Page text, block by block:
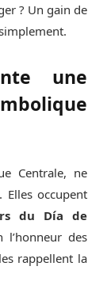
? Un gain de
une
Centrale, ne
Elles occupent
du Día de
l’honneur des
rappellent la